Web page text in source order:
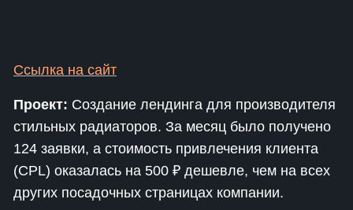
Ссылка на сайт
Проект: Создание лендинга для производителя
стильных радиаторов. За месяц было получено
124 заявки, а стоимость привлечения клиента
(CPL) оказалась на 500 ₽ дешевле, чем на всех
других посадочных страницах компании.